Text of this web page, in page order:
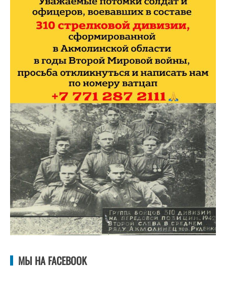
МЫ НА FACEBOOK